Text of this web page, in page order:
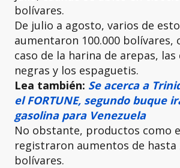
bolívares.
De julio a agosto, varios de
aumentaron 100.000 bolívares,
caso de la harina de arepas, las
negras y los espaguetis.
Lea también: Se acerca a
el FORTUNE, segundo buque
gasolina para Venezuela
No obstante, productos como
registraron aumentos de hasta
bolívares.